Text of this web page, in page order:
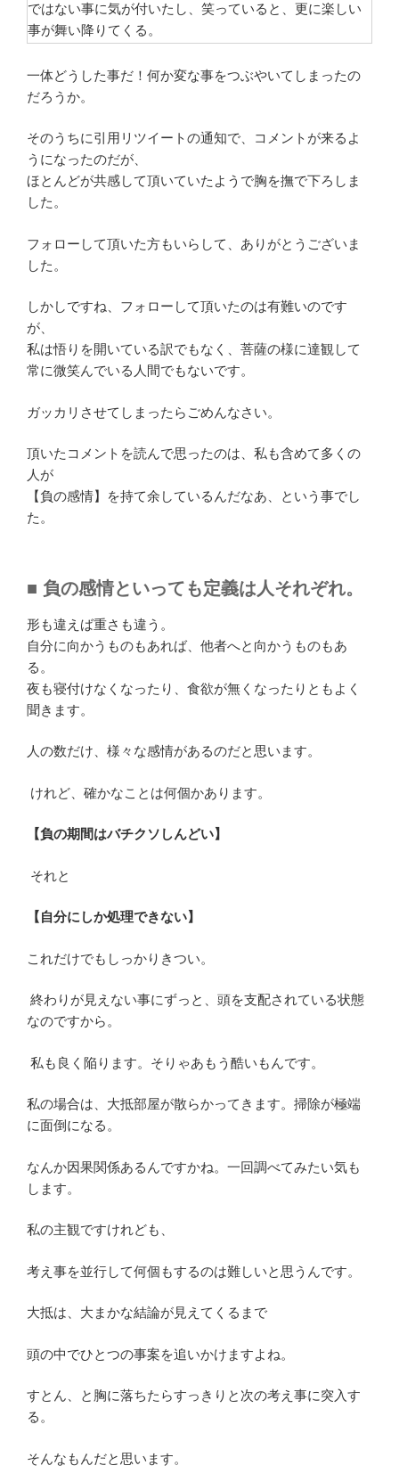
ではない事に気が付いたし、笑っていると、更に楽しい
事が舞い降りてくる。
一体どうした事だ！何か変な事をつぶやいてしまったの
だろうか。
そのうちに引用リツイートの通知で、コメントが来るよ
うになったのだが、
ほとんどが共感して頂いていたようで胸を撫で下ろしま
した。
フォローして頂いた方もいらして、ありがとうございま
した。
しかしですね、フォローして頂いたのは有難いのです
が、
私は悟りを開いている訳でもなく、菩薩の様に達観して
常に微笑んでいる人間でもないです。
ガッカリさせてしまったらごめんなさい。
頂いたコメントを読んで思ったのは、私も含めて多くの
人が
【負の感情】を持て余しているんだなあ、という事でし
た。
■ 負の感情といっても定義は人それぞれ。
形も違えば重さも違う。
自分に向かうものもあれば、他者へと向かうものもあ
る。
夜も寝付けなくなったり、食欲が無くなったりともよく
聞きます。
人の数だけ、様々な感情があるのだと思います。
けれど、確かなことは何個かあります。
【負の期間はバチクソしんどい】
それと
【自分にしか処理できない】
これだけでもしっかりきつい。
終わりが見えない事にずっと、頭を支配されている状態
なのですから。
私も良く陥ります。そりゃあもう酷いもんです。
私の場合は、大抵部屋が散らかってきます。掃除が極端
に面倒になる。
なんか因果関係あるんですかね。一回調べてみたい気も
します。
私の主観ですけれども、
考え事を並行して何個もするのは難しいと思うんです。
大抵は、大まかな結論が見えてくるまで
頭の中でひとつの事案を追いかけますよね。
すとん、と胸に落ちたらすっきりと次の考え事に突入す
る。
そんなもんだと思います。